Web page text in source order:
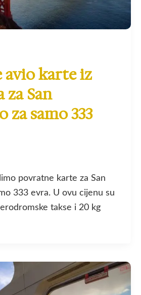
avio karte iz
za San
za samo 333
povratne karte za San
333 evra. U ovu cijenu su
takse i 20 kg